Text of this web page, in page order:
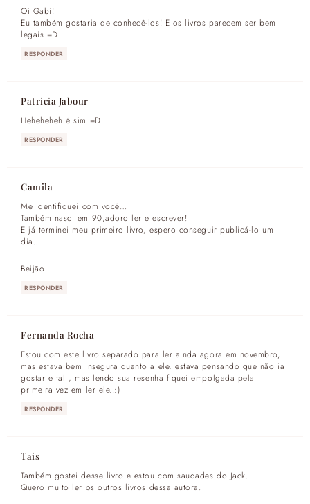
Oi Gabi!
Eu também gostaria de conhecê-los! E os livros parecem ser bem
legais =D
RESPONDER
Patricia Jabour
Heheheheh é sim =D
RESPONDER
Camila
Me identifiquei com você…
Também nasci em 90,adoro ler e escrever!
E já terminei meu primeiro livro, espero conseguir publicá-lo um
dia…
Beijão
RESPONDER
Fernanda Rocha
Estou com este livro separado para ler ainda agora em novembro,
mas estava bem insegura quanto a ele, estava pensando que não ia
gostar e tal , mas lendo sua resenha fiquei empolgada pela
primeira vez em ler ele..:)
RESPONDER
Tais
Também gostei desse livro e estou com saudades do Jack.
Quero muito ler os outros livros dessa autora.